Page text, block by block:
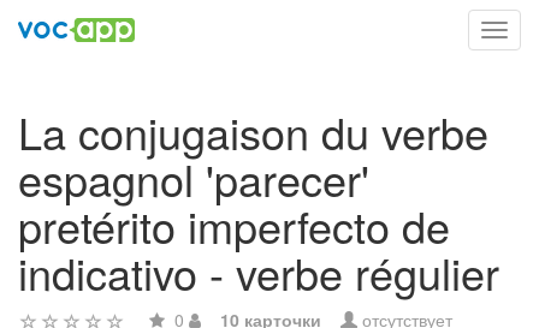
La conjugaison du verbe
espagnol 'parecer'
pretérito imperfecto de
indicativo - verbe régulier
0 10 карточки отсутствует